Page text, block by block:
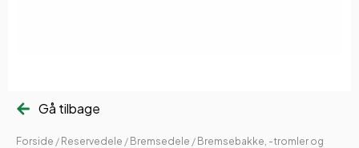
Gå tilbage
Forside / Reservedele / Bremsedele / Bremsebakke, -tromler og